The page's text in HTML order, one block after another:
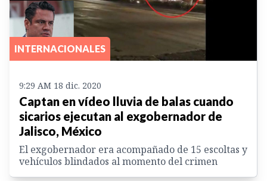
INTERNACIONALES
9:29 AM 18 dic. 2020
Captan en vídeo lluvia de balas cuando
sicarios ejecutan al exgobernador de
Jalisco, México
El exgobernador era acompañado de 15 escoltas y
vehículos blindados al momento del crimen